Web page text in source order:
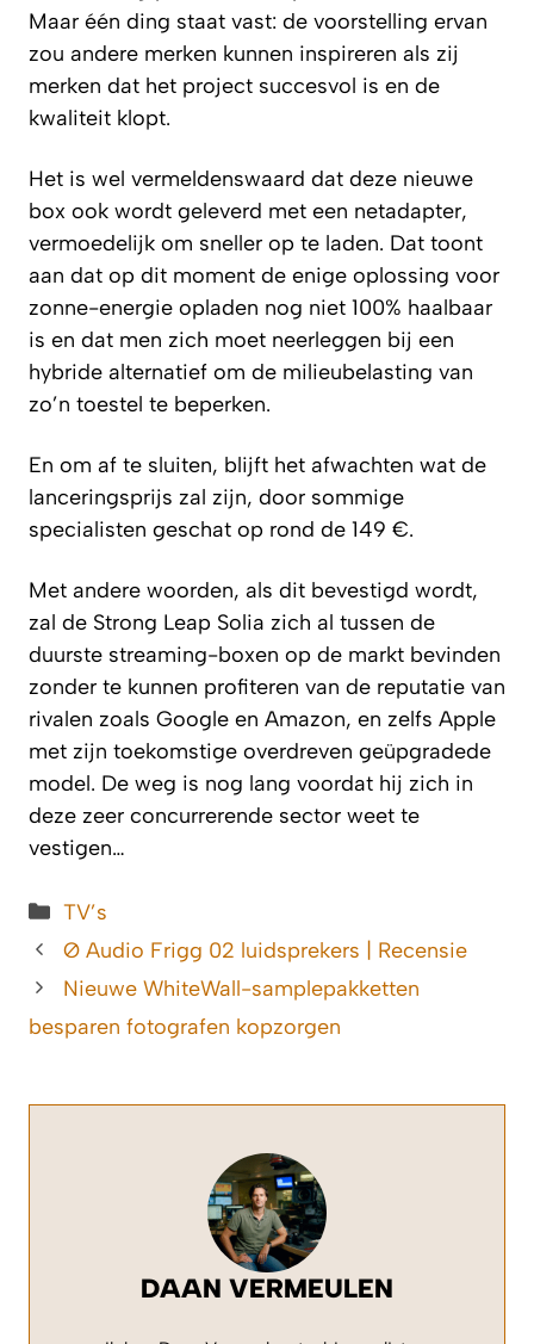
Maar één ding staat vast: de voorstelling ervan
zou andere merken kunnen inspireren als zij
merken dat het project succesvol is en de
kwaliteit klopt.
Het is wel vermeldenswaard dat deze nieuwe
box ook wordt geleverd met een netadapter,
vermoedelijk om sneller op te laden. Dat toont
aan dat op dit moment de enige oplossing voor
zonne-energie opladen nog niet 100% haalbaar
is en dat men zich moet neerleggen bij een
hybride alternatief om de milieubelasting van
zo’n toestel te beperken.
En om af te sluiten, blijft het afwachten wat de
lanceringsprijs zal zijn, door sommige
specialisten geschat op rond de 149 €.
Met andere woorden, als dit bevestigd wordt,
zal de Strong Leap Solia zich al tussen de
duurste streaming-boxen op de markt bevinden
zonder te kunnen profiteren van de reputatie van
rivalen zoals Google en Amazon, en zelfs Apple
met zijn toekomstige overdreven geüpgradede
model. De weg is nog lang voordat hij zich in
deze zeer concurrerende sector weet te
vestigen…
Categorieën
TV’s
Ø Audio Frigg 02 luidsprekers | Recensie
Nieuwe WhiteWall-samplepakketten
besparen fotografen kopzorgen
DAAN VERMEULEN